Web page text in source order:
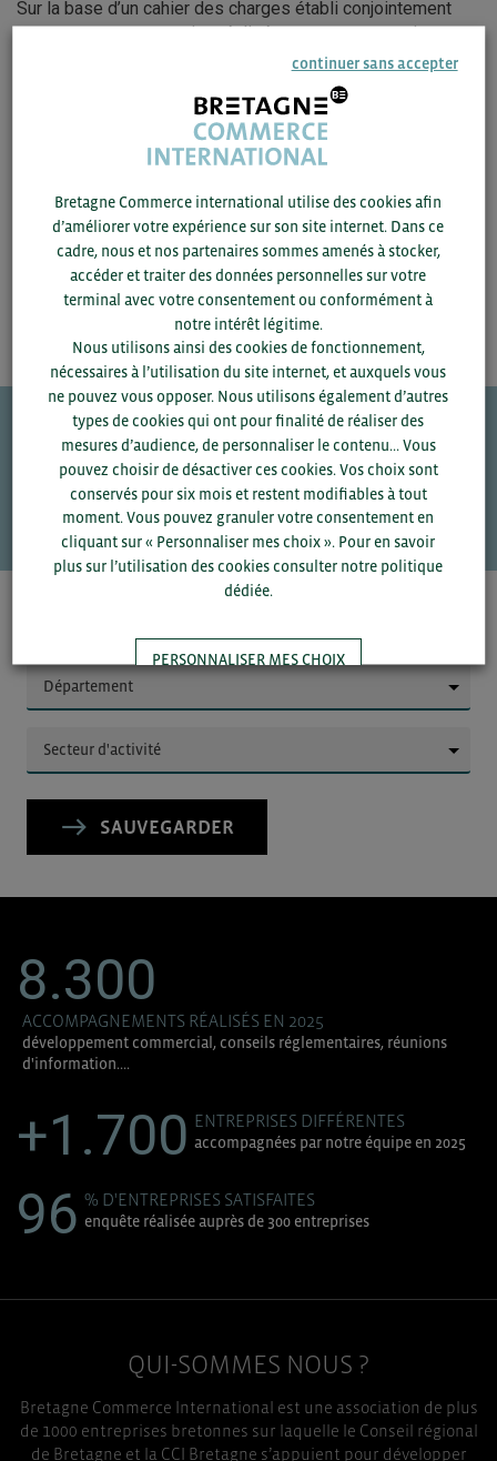
Sur la base d’un cahier des charges établi conjointement
avec vous, une prestation réalisée par nos prestataires
agréés à l’étranger peut vous être proposée sur devis avec
En sus du coût de la prestation, la contribution des
entreprises au-delà de la subvention de fonctionnement de
l’association est de 3 % du montant total de la facturation.
Cette prestation peut faire l’objet d’unfinancement.
Une question ?
VOS CONTACTS
département et votre secteurou connectez-vous.
SAUVEGARDER
8.300
ACCOMPAGNEMENTS RÉALISÉS EN 2025
développement commercial, conseils réglementaires, réunions
d'information....
+1.700 ENTREPRISES DIFFÉRENTES
accompagnées par notre équipe en 2025
96 % D'ENTREPRISES SATISFAITES
enquête réalisée auprès de 300 entreprises
QUI-SOMMES NOUS ?
Bretagne Commerce International est une association de plus
de 1000 entreprises bretonnes sur laquelle le Conseil régional
de Bretagne et la CCI Bretagne s’appuient pour développer
continuer sans accepter
Bretagne Commerce international utilise des cookies afin
d’améliorer votre expérience sur son site internet. Dans ce
cadre, nous et nos partenaires sommes amenés à stocker,
accéder et traiter des données personnelles sur votre
terminal avec votre consentement ou conformément à
notre intérêt légitime.
Nous utilisons ainsi des cookies de fonctionnement,
nécessaires à l’utilisation du site internet, et auxquels vous
ne pouvez vous opposer. Nous utilisons également d’autres
types de cookies qui ont pour finalité de réaliser des
mesures d’audience, de personnaliser le contenu... Vous
pouvez choisir de désactiver ces cookies. Vos choix sont
conservés pour six mois et restent modifiables à tout
moment. Vous pouvez granuler votre consentement en
cliquant sur « Personnaliser mes choix ». Pour en savoir
plus sur l’utilisation des cookies consulter notre politique
dédiée.
PERSONNALISER MES CHOIX